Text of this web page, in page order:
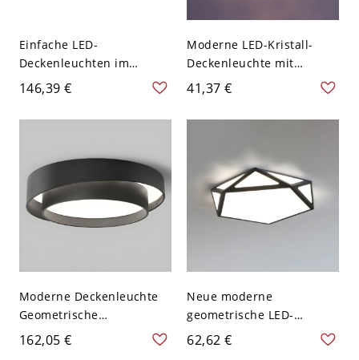
Einfache LED-
Deckenleuchten im
Metall-Look für
Kinderzimmer - Rosa
110V-120V 40,64 cm Warm
146,39 €
Moderne LED-Kristall-
Deckenleuchte mit
kleinem Durchmesser von
2-4 Zoll - 110V-120V
Transparenz Warm
41,37 €
Moderne Deckenleuchte
Geometrische
Deckenleuchte
Deckenleuchte - Schwarz
162,05 €
Neue moderne
geometrische LED-
Deckenleuchte aus Acryl
mit 1 Licht - 41,91 cm
62,62 €